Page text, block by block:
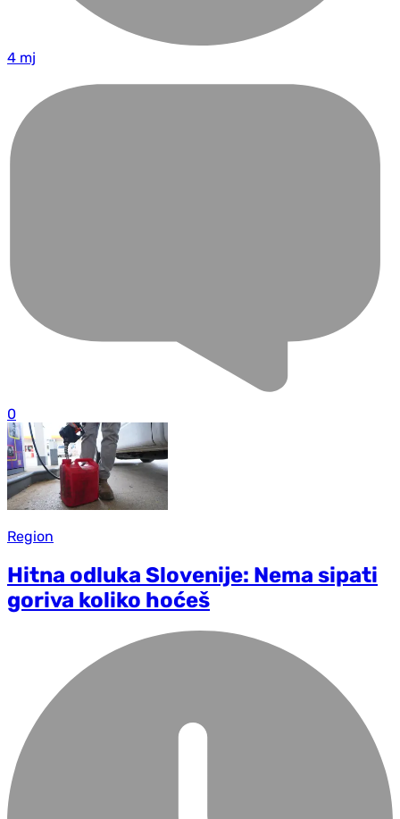
4 mj
0
Region
Hitna odluka Slovenije: Nema sipati
goriva koliko hoćeš